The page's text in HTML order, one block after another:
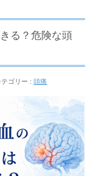
る？危険な頭
テゴリー :頭痛